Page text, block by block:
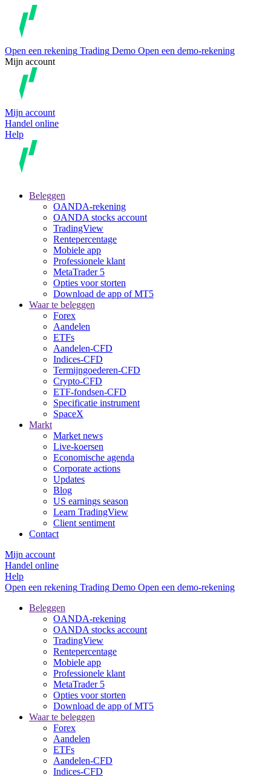
Open een rekening Trading Demo Open een demo-rekening
Mijn account
Mijn account
Handel online
Help
Beleggen
OANDA-rekening
OANDA stocks account
TradingView
Rentepercentage
Mobiele app
Professionele klant
MetaTrader 5
Opties voor storten
Download de app of MT5
Waar te beleggen
Forex
Aandelen
ETFs
Aandelen-CFD
Indices-CFD
Termijngoederen-CFD
Crypto-CFD
ETF-fondsen-CFD
Specificatie instrument
SpaceX
Markt
Market news
Live-koersen
Economische agenda
Corporate actions
Updates
Blog
US earnings season
Learn TradingView
Client sentiment
Contact
Mijn account
Handel online
Help
Open een rekening Trading Demo Open een demo-rekening
Beleggen
OANDA-rekening
OANDA stocks account
TradingView
Rentepercentage
Mobiele app
Professionele klant
MetaTrader 5
Opties voor storten
Download de app of MT5
Waar te beleggen
Forex
Aandelen
ETFs
Aandelen-CFD
Indices-CFD